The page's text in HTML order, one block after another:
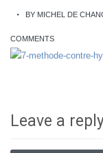
BY MICHEL DE
COMMENTS
Leave a